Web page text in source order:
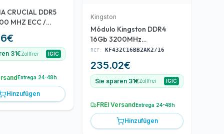
CRUCIAL DDR5
MHZ ECC /
€
31€Zollfrei IGIC
Entrega 24-48h
Hinzufügen
Kingston
Módulo Kingston DDR4
16Gb 3200MHz
(KF432C16BB2AK2/16)
REF: KF432C16BB2AK2/16
235.02€
Sie sparen 31€Zollfrei IGIC
FREI VersandEntrega 24-48h
Hinzufügen